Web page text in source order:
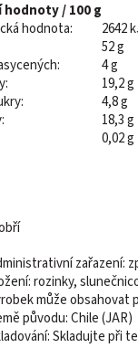
/ 100 g
hodnota:
2642
52 g
4 g
19,2 g
4,8 g
18,3 g
0,02 g
zařazení:
rozinky,
může obsahovat
původu: Chile (JAR)
Skladujte při